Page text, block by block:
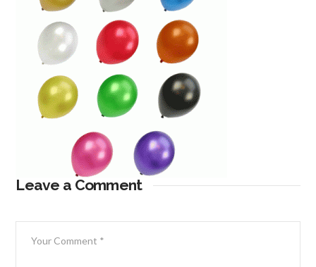
Leave a Comment